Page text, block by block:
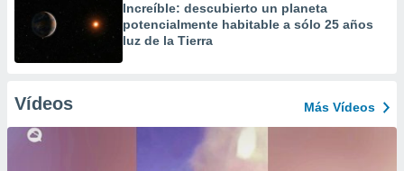
Increíble: descubierto un planeta
potencialmente habitable a sólo 25 años
luz de la Tierra
Vídeos Más Vídeos